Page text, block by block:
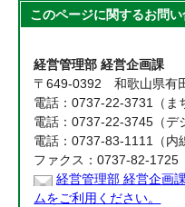
このページに関するお問
経営管理部 経営企画課
〒649-0392 和歌山県有
電話：0737-22-3731（ま
電話：0737-22-3745（デ
電話：0737-83-1111（内
ファクス：0737-82-1725
経営管理部 経営企画
ムをご利用ください。